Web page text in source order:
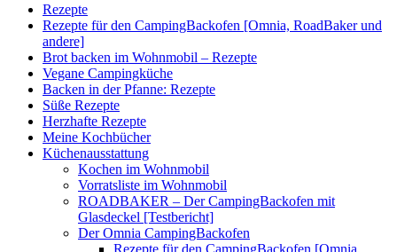
Rezepte
Rezepte für den CampingBackofen [Omnia, RoadBaker und
andere]
Brot backen im Wohnmobil – Rezepte
Vegane Campingküche
Backen in der Pfanne: Rezepte
Süße Rezepte
Herzhafte Rezepte
Meine Kochbücher
Küchenausstattung
Kochen im Wohnmobil
Vorratsliste im Wohnmobil
ROADBAKER – Der CampingBackofen mit
Glasdeckel [Testbericht]
Der Omnia CampingBackofen
Rezepte für den CampingBackofen [Omnia,